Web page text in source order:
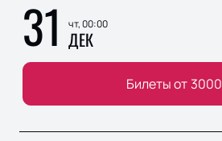
31 чт, 00:00
ДЕК
Билеты от 3000